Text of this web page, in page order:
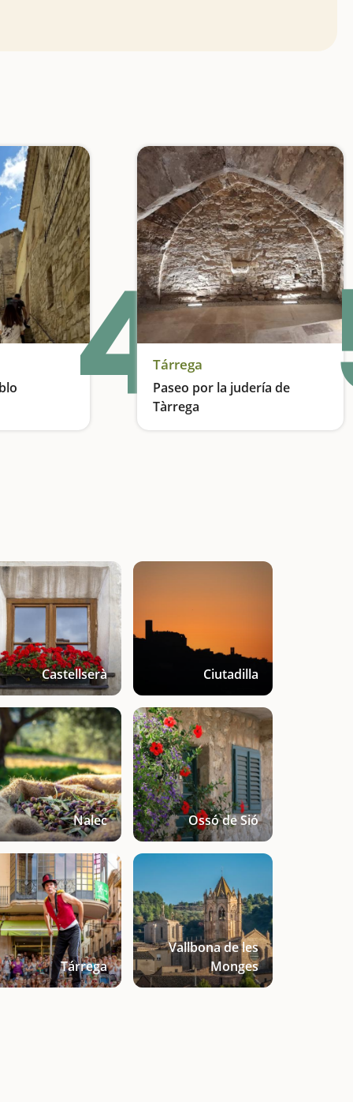
Visitamos un pueblo que ha inspirado a poetas, escritores y artistas 4Tárrega
Paseo por la judería de
Tàrrega
Viajamos 700 años atrás en la historia de la ciudad
Castellserà Ciutadilla
Nalec Ossó de Sió
Tárrega
Vallbona de les
Monges